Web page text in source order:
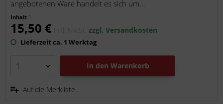
angebotenen Ware handelt es sich um...
Inhalt 1
15,50 € inkl. MwSt.zzgl. Versandkosten
Lieferzeit ca. 1 Werktag
In den Warenkorb
Auf die Merkliste